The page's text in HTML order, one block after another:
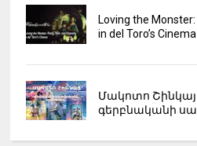
Loving the
in del Toro’s Cinema
Մակոտո
գերբնականի